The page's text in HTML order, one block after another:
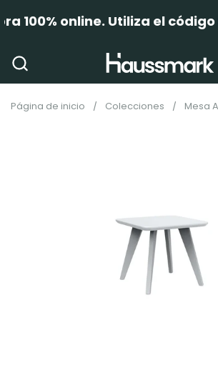
online. Utiliza el código
Página de inicio / Colecciones / Mesa